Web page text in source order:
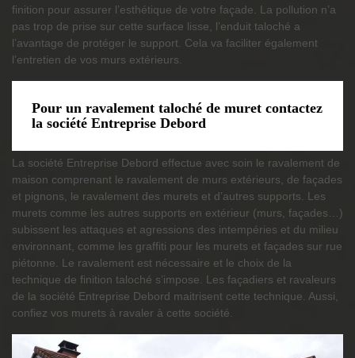
finition pour assurer l’esthétique de votre façade. La pollution n’a
pas trop de prise sur cette surface lisse, l’enduit taloché a
l’avantage de protéger le support. Cela va faciliter également
l’entretien de vos murs extérieurs.
Pour un ravalement taloché de muret contactez
la société Entreprise Debord
La société Entreprise Debord effectue avec soin le ravalement de
maison comprenant le ravalement de murs extérieurs, de façades
et pignons, le ravalement des murets et d’autres supports. Les
murets comme les autres supports en extérieur (murs, façades…)
subissent les attaques et agressions des intempéries et du milieu
environnant, comme les graffiti pour les murets et façades sur rue
piétonne. Le ravalement est nécessaire et le choix de la
technique de finition taloché s’impose. Les façadiers et ravaleurs
de la société Entreprise Debord maitrisent cette technique. Aussi,
confiez vos murets à ravaler à cette société.